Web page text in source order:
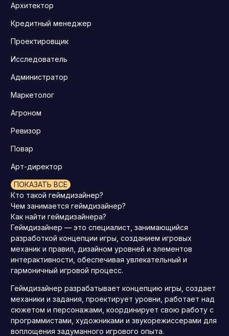
Архитектор
Кредитный менеджер
Проектировщик
Исследователь
Администратор
Маркетолог
Агроном
Ревизор
Повар
Арт-директор
ПОКАЗАТЬ ВСЕ
Кто такой геймдизайнер?
Чем занимается геймдизайнер?
Как найти геймдизайнера?
Геймдизайнер — это специалист, занимающийся
разработкой концепции игры, созданием игровых
механик и правил, дизайном уровней и элементов
интерактивности, обеспечивая увлекательный и
гармоничный игровой процесс.
Геймдизайнер разрабатывает концепцию игры, создает
механики и задания, проектирует уровни, работает над
сюжетом и персонажами, координирует свою работу с
программистами, художниками и звукорежиссерами для
воплощения задуманного игрового опыта.